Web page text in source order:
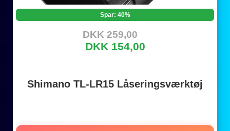
Spar: 40%
DKK 259,00
DKK 154,00
Shimano TL-LR15 Låseringsværktøj